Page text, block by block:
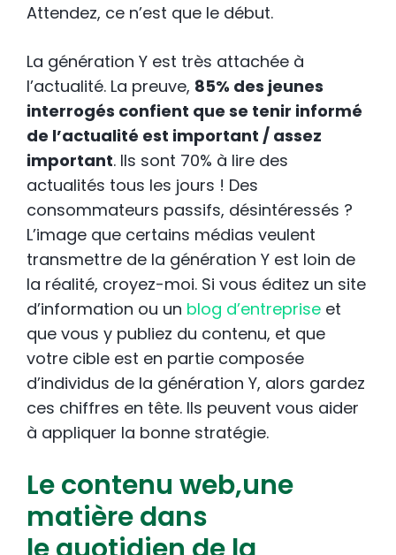
Attendez, ce n’est que le début.
La génération Y est très attachée à
l’actualité. La preuve, 85% des jeunes
interrogés confient que se tenir informé
de l’actualité est important / assez
important. Ils sont 70% à lire des
actualités tous les jours ! Des
consommateurs passifs, désintéressés ?
L’image que certains médias veulent
transmettre de la génération Y est loin de
la réalité, croyez-moi. Si vous éditez un site
d’information ou un blog d’entreprise et
que vous y publiez du contenu, et que
votre cible est en partie composée
d’individus de la génération Y, alors gardez
ces chiffres en tête. Ils peuvent vous aider
à appliquer la bonne stratégie.
Le contenu web,une
matière dans